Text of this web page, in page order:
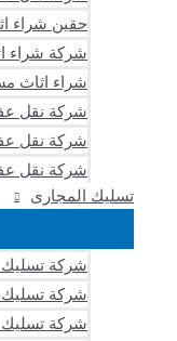
حقين شراء اثاث
شركة شراء اثاث
شراء اثاث
شركة نقل عفش
شركة نقل عفش
شركة نقل عفش
تسليك المجارى
شركة تسليك
شركة تسليك
شركة تسليك